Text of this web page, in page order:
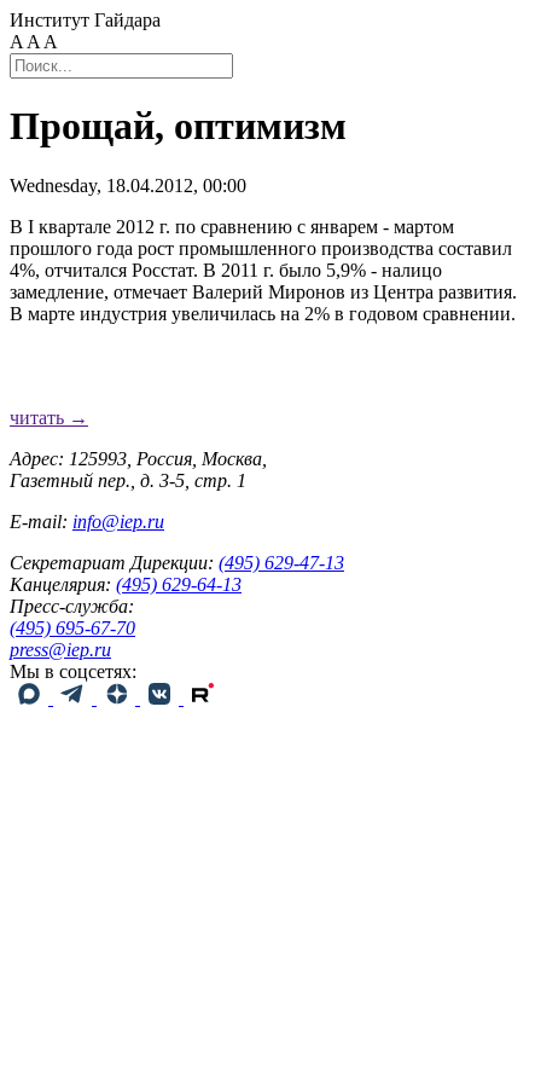
Институт Гайдара
A A A
Прощай, оптимизм
Wednesday, 18.04.2012, 00:00
В I квартале 2012 г. по сравнению с январем - мартом
прошлого года рост промышленного производства составил
4%, отчитался Росстат. В 2011 г. было 5,9% - налицо
замедление, отмечает Валерий Миронов из Центра развития.
В марте индустрия увеличилась на 2% в годовом сравнении.
читать →
Адрес: 125993, Россия, Москва,
Газетный пер., д. 3-5, стр. 1
E-mail: info@iep.ru
Секретариат Дирекции: (495) 629-47-13
Канцелярия: (495) 629-64-13
Пресс-служба:
(495) 695-67-70
press@iep.ru
Мы в соцсетях: